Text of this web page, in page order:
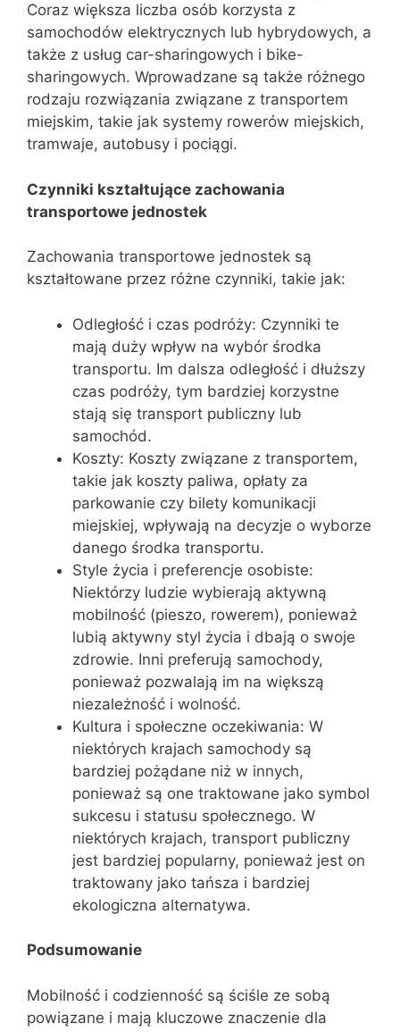
Coraz większa liczba osób korzysta z
samochodów elektrycznych lub hybrydowych, a
także z usług car-sharingowych i bike-
sharingowych. Wprowadzane są także różnego
rodzaju rozwiązania związane z transportem
miejskim, takie jak systemy rowerów miejskich,
tramwaje, autobusy i pociągi.
Czynniki kształtujące zachowania
transportowe jednostek
Zachowania transportowe jednostek są
kształtowane przez różne czynniki, takie jak:
Odległość i czas podróży: Czynniki te
mają duży wpływ na wybór środka
transportu. Im dalsza odległość i dłuższy
czas podróży, tym bardziej korzystne
stają się transport publiczny lub
samochód.
Koszty: Koszty związane z transportem,
takie jak koszty paliwa, opłaty za
parkowanie czy bilety komunikacji
miejskiej, wpływają na decyzje o wyborze
danego środka transportu.
Style życia i preferencje osobiste:
Niektórzy ludzie wybierają aktywną
mobilność (pieszo, rowerem), ponieważ
lubią aktywny styl życia i dbają o swoje
zdrowie. Inni preferują samochody,
ponieważ pozwalają im na większą
niezależność i wolność.
Kultura i społeczne oczekiwania: W
niektórych krajach samochody są
bardziej pożądane niż w innych,
ponieważ są one traktowane jako symbol
sukcesu i statusu społecznego. W
niektórych krajach, transport publiczny
jest bardziej popularny, ponieważ jest on
traktowany jako tańsza i bardziej
ekologiczna alternatywa.
Podsumowanie
Mobilność i codzienność są ściśle ze sobą
powiązane i mają kluczowe znaczenie dla